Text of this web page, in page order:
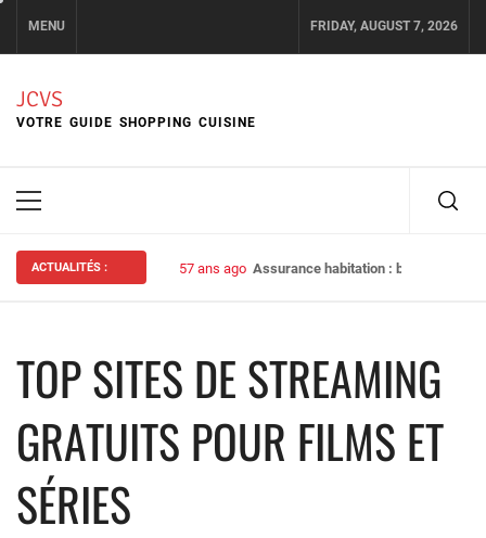
content
MENU FRIDAY, AUGUST 7, 2026
JCVS
VOTRE GUIDE SHOPPING CUISINE
Primary
ACTUALITÉS : 57 ans ago Assurance habitation : bien choisir
TOP SITES DE STREAMING
GRATUITS POUR FILMS ET
SÉRIES